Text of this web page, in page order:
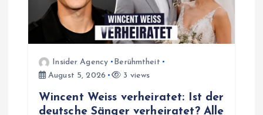
Insider Agency
Berühmtheit
August 5, 2026
3 views
Wincent Weiss verheiratet: Ist der
deutsche Sänger verheiratet? Alle